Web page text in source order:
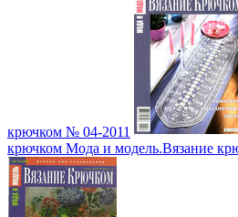
крючком № 04-2011
крючком Мода и модель.Вязание